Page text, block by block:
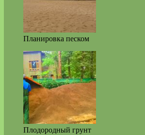
Планировка песком
Плодородный грунт